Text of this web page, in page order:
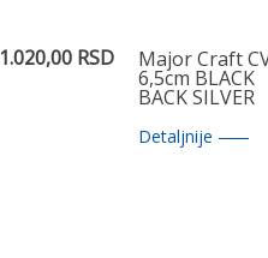
1.020,00 RSD Major Craft
6,5cm BLACK
BACK SILVER
Detaljnije